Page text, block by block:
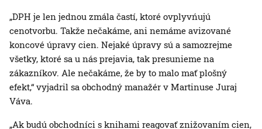
„DPH je len jednou zmála častí, ktoré ovplyvńujú
cenotvorbu. Takže nečakáme, ani nemáme avizované
koncové úpravy cien. Nejaké úpravy sú a samozrejme
všetky, ktoré sa u nás prejavia, tak presunieme na
zákazníkov. Ale nečakáme, že by to malo mať plošný
efekt,“ vyjadril sa obchodný manažér v Martinuse Juraj
Váva.
„Ak budú obchodníci s knihami reagovať znižovaním cien,